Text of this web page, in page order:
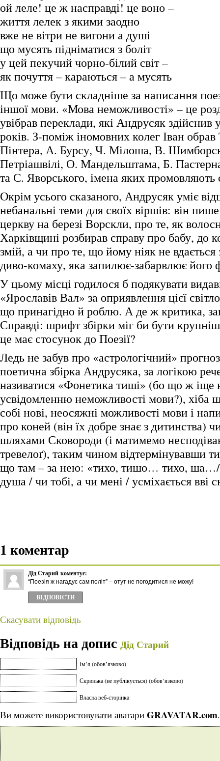
ой леле! це ж насправді! це воно –
життя лелек з якими заодно
вже не вітри не вигони а душі
що мусять підніматися з боліт
у цей пекучий чорно-білий світ –
як почуття – караються – а мусять
Що може бути складніше за написання
іншої мови. «Мова неможливості» – це
увібрав переклади, які Андрусяк здійснив
років. З-поміж іномовних колег Іван
Пінтера, А. Бурсу, Ч. Мілоша, В.
Петріашвілі, О. Мандельштама, Б.
та С. Яворського, імена яких промовляють
Окрім усього сказаного, Андрусяк уміє
небанальні теми для своїх віршів: він
церкву на березі Ворскли, про те, як
Харківщині розбирав справу про бабу, до
змій, а чи про те, що йому ніяк не вдається
диво-комаху, яка запилює-забарвлює його
У цьому місці годилося б подякувати
«Ярославів Вал» за оприявлення цієї
що принагідно й роблю. А де ж критика,
Справді: шрифт збірки міг би бути
це має стосунок до Поезії?
Ледь не забув про «астрологічний»
поетична збірка Андрусяка, за логікою
називатися «Фонетика тиші» (бо що ж іще
усвідомленню неможливості мови?), хіба
собі нові, неосяжні можливості мови і
про коней (він їх добре знає з дитинства)
шляхами Сковороди (і матимемо
тревелоґ), таким чином відтермінувавши
що там – за нею: «тихо, тишо… тихо, ша…/
душа / чи тобі, а чи мені / усміхається вві
1 коментар
Дід Старий коментує:
“Поезія ж нагадує сам політ” – отут не погодитися не можу!
ВІДПОВІCТИ
Скасувати відповідь
Відповідь на допис Дід Старий
Ім’я (обов’язково)
Скринька (не публікується) (обов’язково)
Власна веб-сторінка
Ви можете використовувати аватари GRAVATAR.com.